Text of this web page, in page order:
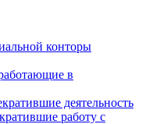
конторы
в
деятельность
работу с